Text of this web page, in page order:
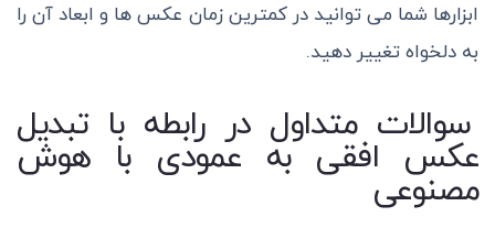
ابزارها شما می توانید در کمترین زمان عکس ها و ابعاد آن را
به دلخواه تغییر دهید.
سوالات متداول در رابطه با تبدیل
عکس افقی به عمودی با هوش
مصنوعی